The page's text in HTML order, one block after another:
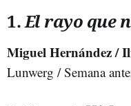
1.El rayo que
Miguel Hernández /
Lunwerg / Semana